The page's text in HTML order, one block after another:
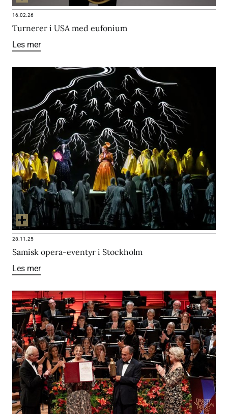
16.02.26
Turnerer i USA med eufonium
Les mer
28.11.25
Samisk opera-eventyr i Stockholm
Les mer